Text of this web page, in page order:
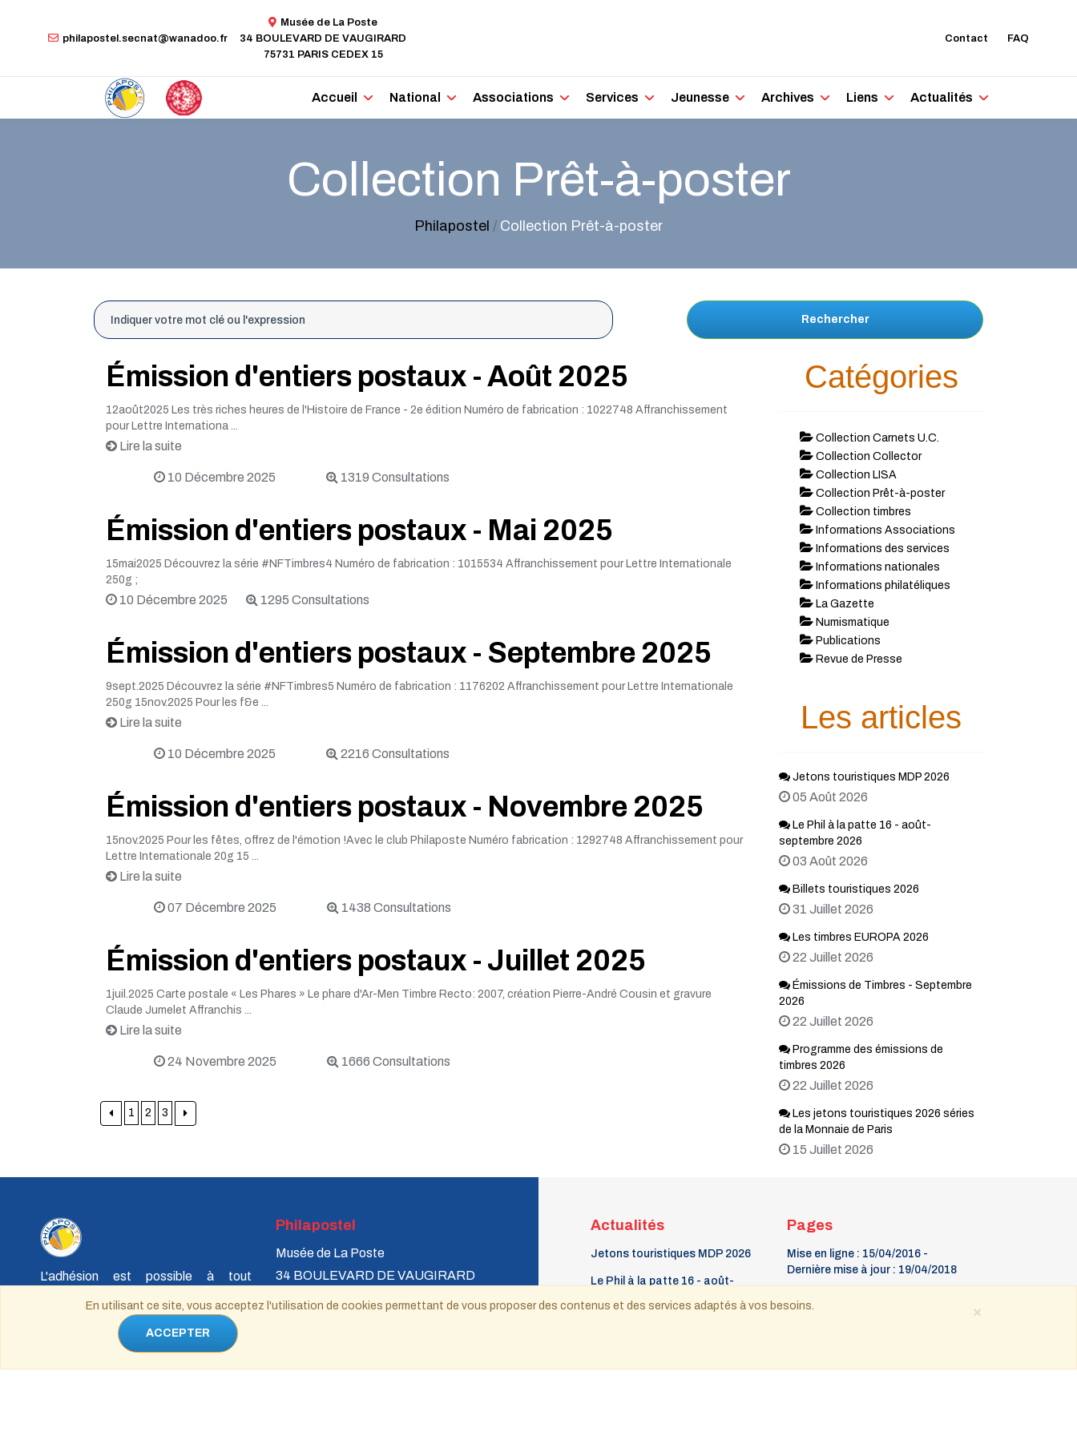
philapostel.secnat@wanadoo.fr
Musée de La Poste
34 BOULEVARD DE VAUGIRARD
75731 PARIS CEDEX 15
Contact FAQ
Accueil National Associations Services Jeunesse Archives Liens Actualités
Collection Prêt-à-poster
Philapostel / Collection Prêt-à-poster
Rechercher
Émission d'entiers postaux - Août 2025
12août2025 Les très riches heures de l'Histoire de France - 2e édition Numéro de fabrication : 1022748 Affranchissement
pour Lettre Internationa ...
Lire la suite
10 Décembre 2025 1319 Consultations
Émission d'entiers postaux - Mai 2025
15mai2025 Découvrez la série #NFTimbres4 Numéro de fabrication : 1015534 Affranchissement pour Lettre Internationale
250g ;
10 Décembre 2025 1295 Consultations
Émission d'entiers postaux - Septembre 2025
9sept.2025 Découvrez la série #NFTimbres5 Numéro de fabrication : 1176202 Affranchissement pour Lettre Internationale
250g 15nov.2025 Pour les f&e ...
Lire la suite
10 Décembre 2025 2216 Consultations
Émission d'entiers postaux - Novembre 2025
15nov.2025 Pour les fêtes, offrez de l'émotion !Avec le club Philaposte Numéro fabrication : 1292748 Affranchissement pour
Lettre Internationale 20g 15 ...
Lire la suite
07 Décembre 2025 1438 Consultations
Émission d'entiers postaux - Juillet 2025
1juil.2025 Carte postale « Les Phares » Le phare d'Ar-Men Timbre Recto: 2007, création Pierre-André Cousin et gravure
Claude Jumelet Affranchis ...
Lire la suite
24 Novembre 2025 1666 Consultations
1 2 3
Catégories
Collection Carnets U.C.
Collection Collector
Collection LISA
Collection Prêt-à-poster
Collection timbres
Informations Associations
Informations des services
Informations nationales
Informations philatéliques
La Gazette
Numismatique
Publications
Revue de Presse
Les articles
Jetons touristiques MDP 2026
05 Août 2026
Le Phil à la patte 16 - août-
septembre 2026
03 Août 2026
Billets touristiques 2026
31 Juillet 2026
Les timbres EUROPA 2026
22 Juillet 2026
Émissions de Timbres - Septembre
2026
22 Juillet 2026
Programme des émissions de
timbres 2026
22 Juillet 2026
Les jetons touristiques 2026 séries
de la Monnaie de Paris
15 Juillet 2026
L'adhésion est possible à tout
moment de l'année, cependant, après
le 1er septembre, la cotisation est
réduite au tiers de son montant pour le
Philapostel
Musée de La Poste
34 BOULEVARD DE VAUGIRARD
75731 PARIS CEDEX 15
Actualités
Jetons touristiques MDP 2026
Le Phil à la patte 16 - août-
Pages
Mise en ligne : 15/04/2016 -
Dernière mise à jour : 19/04/2018
×
En utilisant ce site, vous acceptez l'utilisation de cookies permettant de vous proposer des contenus et des services adaptés à vos besoins.
ACCEPTER